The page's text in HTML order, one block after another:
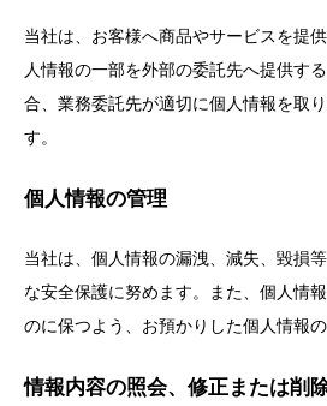
当社は、お客様へ商品やサービスを提
人情報の一部を外部の委託先へ提供す
合、業務委託先が適切に個人情報を取
す。
個人情報の管理
当社は、個人情報の漏洩、減失、毀損
な安全保護に努めます。また、個人情
のに保つよう、お預かりした個人情報
情報内容の照会、修正または削